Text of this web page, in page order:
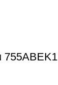
755ABEK1